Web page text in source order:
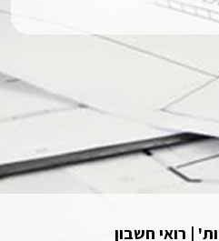
| רואי חשבון